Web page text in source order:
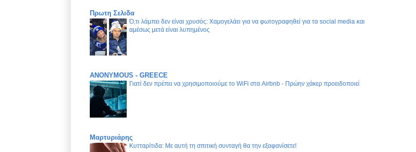
Πρωτη Σελιδα
Ό,τι λάμπει δεν είναι χρυσός: Χαμογελάει για να φωτογραφηθεί για τα social media και
αμέσως μετά είναι λυπημένος
ANONYMOUS - GREECE
Γιατί δεν πρέπει να χρησιμοποιούμε το WiFi στα Airbnb - Πρώην χάκερ προειδοποιεί
Μαρτυριάρης
Κυτταρίτιδα: Με αυτή τη σπιτική συνταγή θα την εξαφανίσετε!